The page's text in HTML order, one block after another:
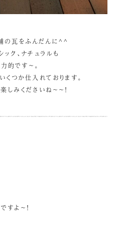
の瓦をふんだんに^^
ック、ナチュラルも
的です～。
くつか仕入れております。
しみくださいね～～！
すよ～！